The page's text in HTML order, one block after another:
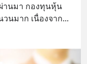
านมา กองทุนหุ้น
นมาก เนื่องจาก